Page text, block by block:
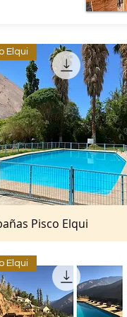
Vista rápida
Elqui
Pisco Elqui
Elqui